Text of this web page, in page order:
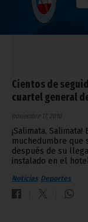
Cientos de
cuartel general
noviembre 17, 2010
¡Salimata,
muchedumbre que
después de su
instalado en el
Noticias Deportes